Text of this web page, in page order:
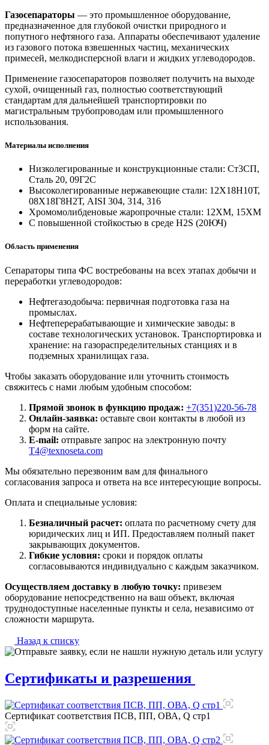
Газосепараторы — это промышленное оборудование,
предназначенное для глубокой очистки природного и
попутного нефтяного газа. Аппараты обеспечивают удаление
из газового потока взвешенных частиц, механических
примесей, мелкодисперсной влаги и жидких углеводородов.
Применение газосепараторов позволяет получить на выходе
сухой, очищенный газ, полностью соответствующий
стандартам для дальнейшей транспортировки по
магистральным трубопроводам или промышленного
использования.
Материалы исполнения
Низколегированные и конструкционные стали: Ст3СП,
Сталь 20, 09Г2С
Высоколегированные нержавеющие стали: 12Х18Н10Т,
08Х18Г8Н2Т, AISI 304, 314, 316
Хромомолибденовые жаропрочные стали: 12ХМ, 15ХМ
С повышенной стойкостью в среде Н2S (20ЮЧ)
Область применения
Сепараторы типа ФС востребованы на всех этапах добычи и
переработки углеводородов:
Нефтегазодобыча: первичная подготовка газа на
промыслах.
Нефтеперерабатывающие и химические заводы: в
составе технологических установок. Транспортировка и
хранение: на газораспределительных станциях и в
подземных хранилищах газа.
Чтобы заказать оборудование или уточнить стоимость
свяжитесь с нами любым удобным способом:
Прямой звонок в функцию продаж: +7(351)220-56-78
Онлайн-заявка: оставьте свои контакты в любой из
форм на сайте.
E-mail: отправьте запрос на электронную почту
T4@texnoseta.com
Мы обязательно перезвоним вам для финального
согласования запроса и ответа на все интересующие вопросы.
Оплата и специальные условия:
Безналичный расчет: оплата по расчетному счету для
юридических лиц и ИП. Предоставляем полный пакет
закрывающих документов.
Гибкие условия: сроки и порядок оплаты
согласовываются индивидуально с каждым заказчиком.
Осуществляем доставку в любую точку: привезем
оборудование непосредственно на ваш объект, включая
труднодоступные населенные пункты и села, независимо от
сложности маршрута.
Назад к списку
Сертификаты и разрешения
Сертификат соответствия ПСВ, ПП, ОВА, Q стр1